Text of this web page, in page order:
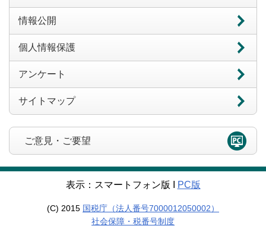
情報公開
個人情報保護
アンケート
サイトマップ
ご意見・ご要望
表示：スマートフォン版 Ι PC版
(C) 2015 国税庁（法人番号7000012050002）
社会保障・税番号制度